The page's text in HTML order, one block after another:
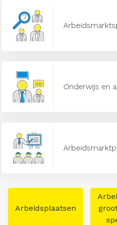
Onderwijs en
Arbeidsplaatsen